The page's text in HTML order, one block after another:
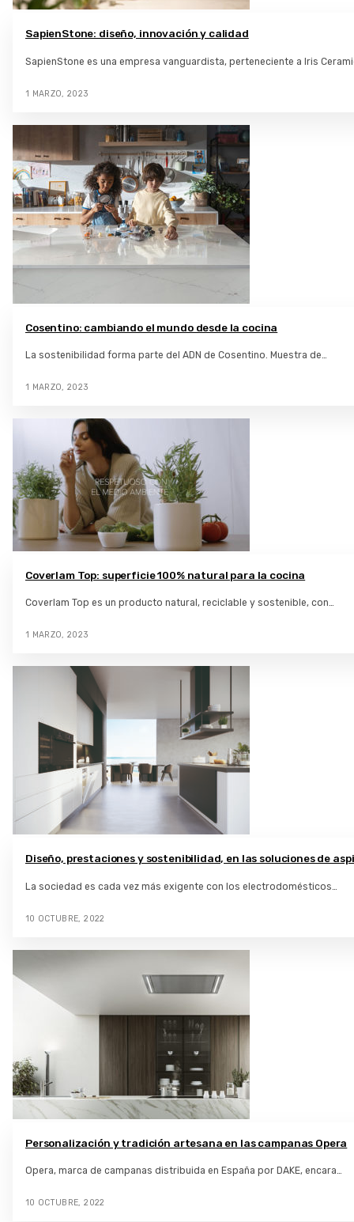
SapienStone: diseño, innovación y calidad
SapienStone es una empresa vanguardista, perteneciente a Iris
1 MARZO, 2023
Cosentino: cambiando el mundo desde la cocina
La sostenibilidad forma parte del ADN de Cosentino. Muestra de…
1 MARZO, 2023
Coverlam Top: superficie 100% natural para la cocina
Coverlam Top es un producto natural, reciclable y sostenible, con…
1 MARZO, 2023
Diseño, prestaciones y sostenibilidad, en las soluciones de
La sociedad es cada vez más exigente con los electrodomésticos…
10 OCTUBRE, 2022
Personalización y tradición artesana en las campanas Opera
Opera, marca de campanas distribuida en España por DAKE, encara…
10 OCTUBRE, 2022